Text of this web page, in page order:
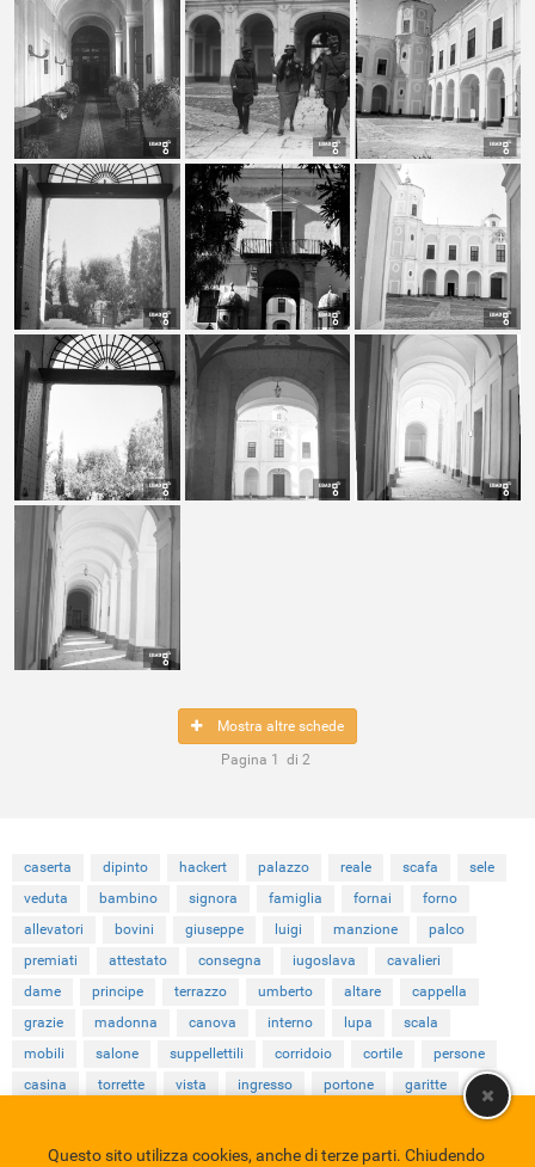
Mostra altre schede
Pagina 1 di 2
caserta dipinto hackert palazzo reale scafa
sele
veduta
bambino signora famiglia fornai
forno
allevatori
bovini giuseppe luigi manzione
palco
premiati
attestato consegna iugoslava
cavalieri
dame
principe terrazzo umberto altare
cappella
grazie
madonna canova interno lupa
scala
mobili
salone suppellettili corridoio cortile
persone
casina
torrette vista ingresso portone garitte
Questo sito utilizza cookies, anche di terze parti. Chiudendo